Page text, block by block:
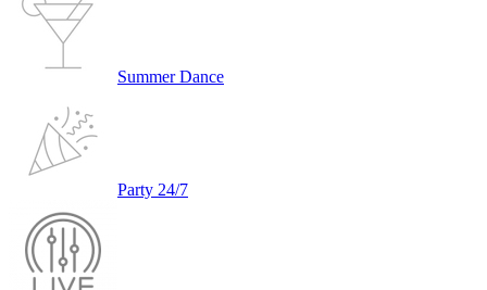
Summer Dance
Party 24/7